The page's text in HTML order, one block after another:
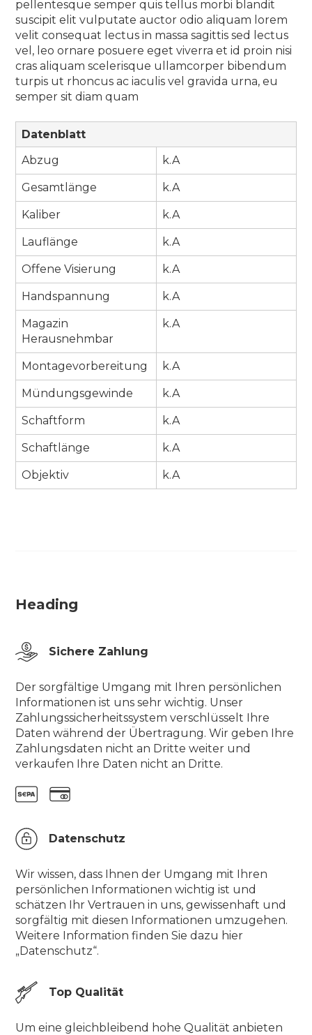
pellentesque semper quis tellus morbi blandit
suscipit elit vulputate auctor odio aliquam lorem
velit consequat lectus in massa sagittis sed lectus
vel, leo ornare posuere eget viverra et id proin nisi
cras aliquam scelerisque ullamcorper bibendum
turpis ut rhoncus ac iaculis vel gravida urna, eu
semper sit diam quam
Datenblatt
Abzug
k.A
Gesamtlänge k.A
Kaliber k.A
Lauflänge k.A
Offene Visierung k.A
Handspannung k.A
Magazin
Herausnehmbar
k.A
Montagevorbereitung k.A
Mündungsgewinde k.A
Schaftform k.A
Schaftlänge k.A
Objektiv k.A
Heading
Sichere Zahlung
Der sorgfältige Umgang mit Ihren persönlichen
Informationen ist uns sehr wichtig. Unser
Zahlungssicherheitssystem verschlüsselt Ihre
Daten während der Übertragung. Wir geben Ihre
Zahlungsdaten nicht an Dritte weiter und
verkaufen Ihre Daten nicht an Dritte.
Datenschutz
Wir wissen, dass Ihnen der Umgang mit Ihren
persönlichen Informationen wichtig ist und
schätzen Ihr Vertrauen in uns, gewissenhaft und
sorgfältig mit diesen Informationen umzugehen.
Weitere Information finden Sie dazu hier
„Datenschutz“.
Top Qualität
Um eine gleichbleibend hohe Qualität anbieten